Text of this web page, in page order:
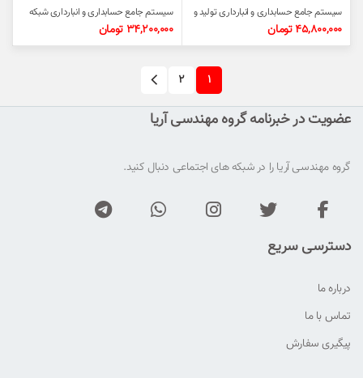
سیستم جامع حسابداری و انبارداری تولید و
شبکه آریا
45,800,000 تومان
سیستم جامع حسابداری و انبارداری شبکه
آریا ۲ سیستم
34,200,000 تومان
۱ ۲
عضویت در خبرنامه گروه مهندسی آریا
گروه مهندسی آریا را در شبکه های اجتماعی دنبال کنید.
دسترسی سریع
درباره ما
تماس با ما
پیگیری سفارش